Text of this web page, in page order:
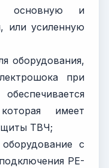
основную и
или усиленную
оборудования,
при
имеет
ТВЧ;
с
PE-